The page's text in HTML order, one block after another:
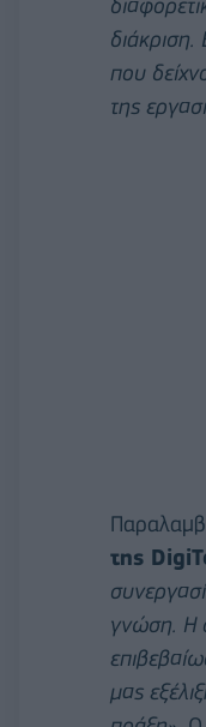
διάκριση.
που
της
της
γνώση. Η
μας